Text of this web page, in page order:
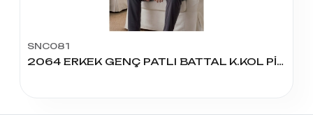
SNC081
2064 ERKEK GENÇ PATLI BATTAL K.KOL PİJAMA TAKIM